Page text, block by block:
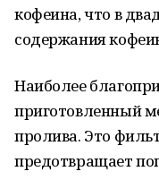
кофеина, что в
содержания
Наиболее
приготовленный
пролива. Это
предотвращает